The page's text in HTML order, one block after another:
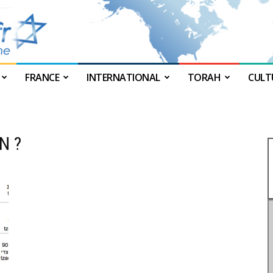
FRANCE INTERNATIONAL TORAH
?